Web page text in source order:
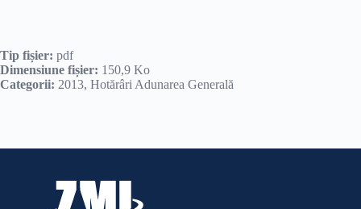
Tip fișier: pdf
Dimensiune fișier: 150,9 Ko
Categorii: 2013, Hotărâri Adunarea Generală